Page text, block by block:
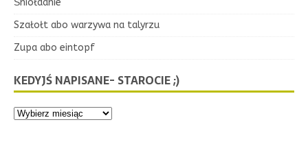
Śniołdanie
Szałołt abo warzywa na talyrzu
Zupa abo eintopf
KEDYJŚ NAPISANE- STAROCIE ;)